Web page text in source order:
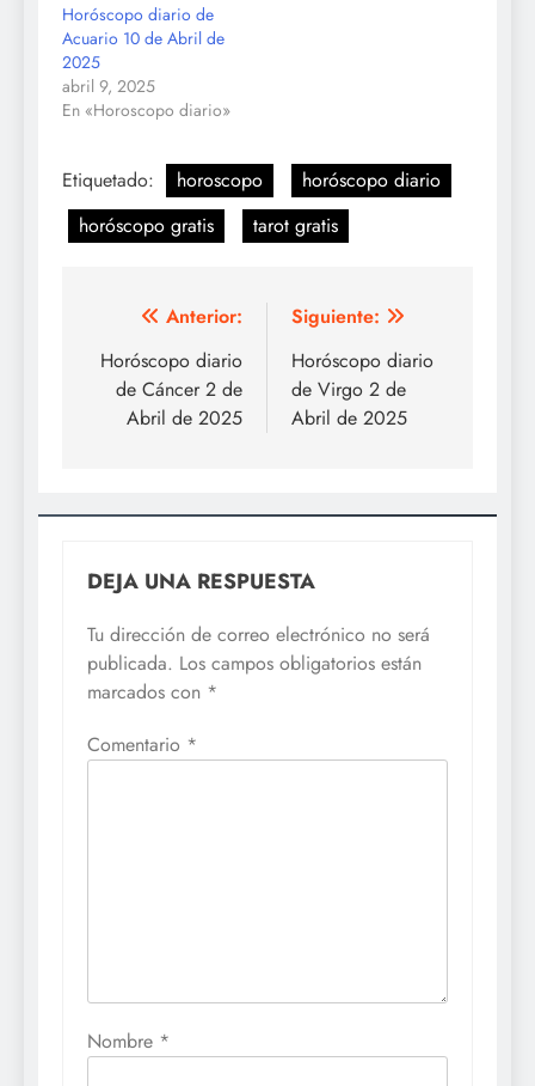
Horóscopo diario de
Acuario 10 de Abril de
2025
abril 9, 2025
En «Horoscopo diario»
Etiquetado: horoscopo
horóscopo diario
horóscopo gratis
tarot gratis
Navegación
de
entradas
Anterior:
Horóscopo diario
de Cáncer 2 de
Abril de 2025
Siguiente:
Horóscopo diario
de Virgo 2 de
Abril de 2025
DEJA UNA RESPUESTA
Tu dirección de correo electrónico no será
publicada. Los campos obligatorios están
marcados con *
Comentario *
Nombre *